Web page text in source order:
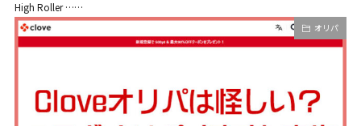
High Roller ……
オリパ